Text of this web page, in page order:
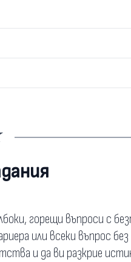
горещи въпроси с
или всеки въпрос
и да ви разкрие